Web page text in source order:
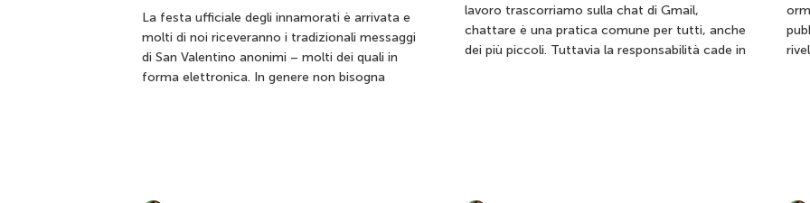
La festa ufficiale degli innamorati è arrivata e
molti di noi riceveranno i tradizionali messaggi
di San Valentino anonimi – molti dei quali in
forma elettronica. In genere non bisogna
lavoro trascorriamo sulla chat di Gmail,
chattare è una pratica comune per tutti, anche
dei più piccoli. Tuttavia la responsabilità cade in